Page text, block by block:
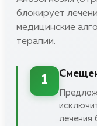
блокирует
медицинские
терапии.
1
лечения